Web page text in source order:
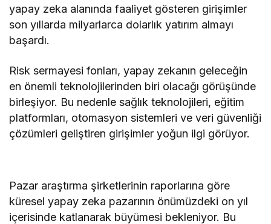
yapay zeka alanında faaliyet gösteren girişimler
son yıllarda milyarlarca dolarlık yatırım almayı
başardı.
Risk sermayesi fonları, yapay zekanın geleceğin
en önemli teknolojilerinden biri olacağı görüşünde
birleşiyor. Bu nedenle sağlık teknolojileri, eğitim
platformları, otomasyon sistemleri ve veri güvenliği
çözümleri geliştiren girişimler yoğun ilgi görüyor.
Pazar araştırma şirketlerinin raporlarına göre
küresel yapay zeka pazarının önümüzdeki on yıl
içerisinde katlanarak büyümesi bekleniyor. Bu